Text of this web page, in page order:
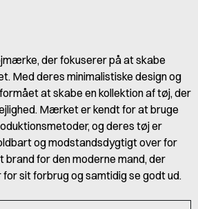
der fokuserer på at skabe
Med deres minimalistiske design og
at skabe en kollektion af tøj, der
Mærket er kendt for at bruge
og deres tøj er
og modstandsdygtigt over for
brand for den moderne mand, der
sit forbrug og samtidig se godt ud.